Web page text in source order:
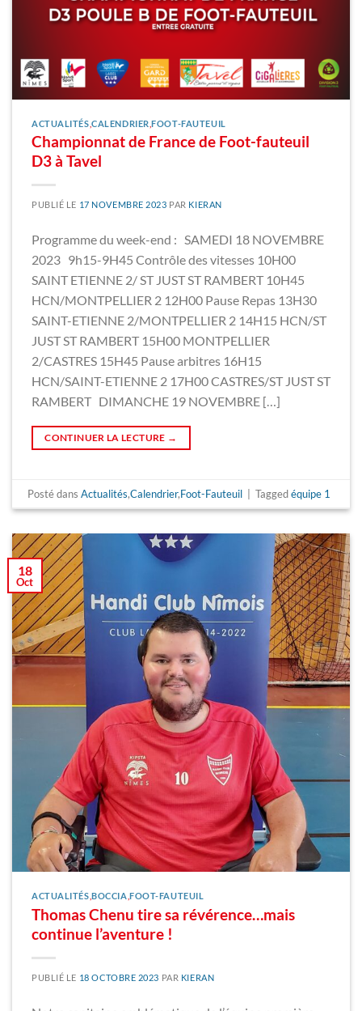
ACTUALITÉS ,CALENDRIER ,FOOT-FAUTEUIL
Championnat de France de Foot-fauteuil
D3 à Tavel
PUBLIÉ LE 17 NOVEMBRE 2023 PAR KIERAN
Programme du week-end : SAMEDI 18 NOVEMBRE
2023 9h15-9H45 Contrôle des vitesses 10H00
SAINT ETIENNE 2/ ST JUST ST RAMBERT 10H45
HCN/MONTPELLIER 2 12H00 Pause Repas 13H30
SAINT-ETIENNE 2/MONTPELLIER 2 14H15 HCN/ST
JUST ST RAMBERT 15H00 MONTPELLIER
2/CASTRES 15H45 Pause arbitres 16H15
HCN/SAINT-ETIENNE 2 17H00 CASTRES/ST JUST ST
RAMBERT DIMANCHE 19 NOVEMBRE […]
CONTINUER LA LECTURE →
Posté dansActualités,Calendrier,Foot-Fauteuil Taggedéquipe 1
18
Oct
ACTUALITÉS ,BOCCIA ,FOOT-FAUTEUIL
Thomas Chenu tire sa révérence…mais
continue l’aventure !
PUBLIÉ LE 18 OCTOBRE 2023 PAR KIERAN